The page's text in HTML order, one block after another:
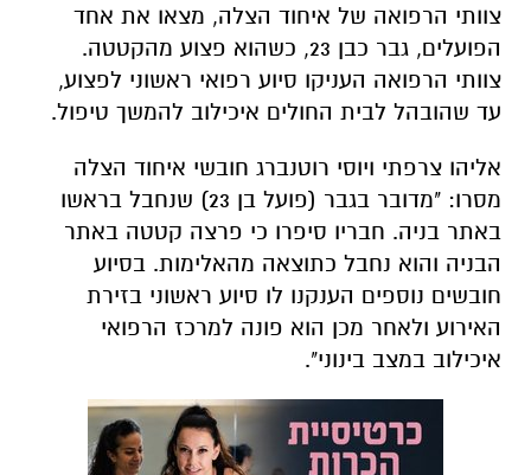
צוותי הרפואה של איחוד הצלה, מצאו את אחד
הפועלים, גבר כבן 23, כשהוא פצוע מהקטטה.
צוותי הרפואה העניקו סיוע רפואי ראשוני לפצוע,
עד שהובהל לבית החולים איכילוב להמשך טיפול.
אליהו צרפתי ויוסי רוטנברג חובשי איחוד הצלה
מסרו: "מדובר בגבר (פועל בן 23) שנחבל בראשו
באתר בניה. חבריו סיפרו כי פרצה קטטה באתר
הבניה והוא נחבל כתוצאה מהאלימות. בסיוע
חובשים נוספים הענקנו לו סיוע ראשוני בזירת
האירוע ולאחר מכן הוא פונה למרכז הרפואי
איכילוב במצב בינוני".